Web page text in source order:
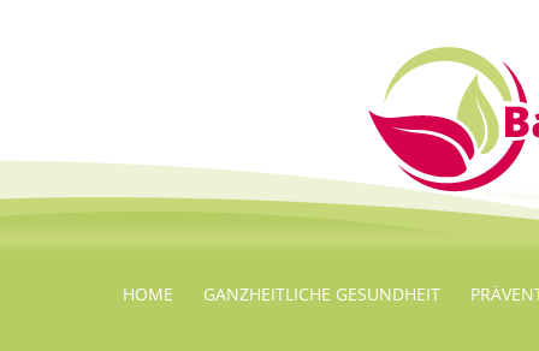
HOME GANZHEITLICHE GESUNDHEIT